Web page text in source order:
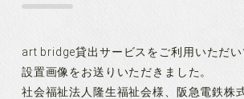
art bridge貸出サービスをご利用いただい
設置画像をお送りいただきました。
社会福祉法人隆生福祉会様、阪急電鉄株